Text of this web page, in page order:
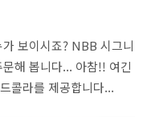
보이시죠? NBB 시그니
해 봅니다... 아참!! 여긴
콜라를 제공합니다...